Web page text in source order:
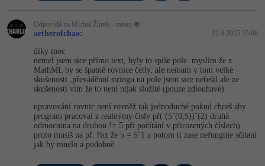
Fórum
Linux
Sítě
Kybernetická bezpečnost
Elektronický podpis
Fórum
Odpovídá na Michal Žůrek - misaz
aetherofchao: 22.4.2015 15:06
diky moc
nemel jsem sice přímo text, byly to spíše pole. myslím že z
MathML by se špatně rovnice četly, ale nemam v tom velké
skušenosti ,převáděnní stringu na pole jsem sice neřešil ale ze
skušenosti vím že to není nijak složité (pouze zdlouhavé)
upravování rovnic není rovněž tak jednoduché pokud chceš aby
program pracoval z realnýmy čísly př( (5ˇ(0,5))ˇ(2) druhá
odmocnina na druhou != 5 při počítání v přirozených číslech)
proto musíš na př. říct že 5 = 5ˇ1 a potom ti zase nefunguje sčítaní
jak by mnelo a podobně